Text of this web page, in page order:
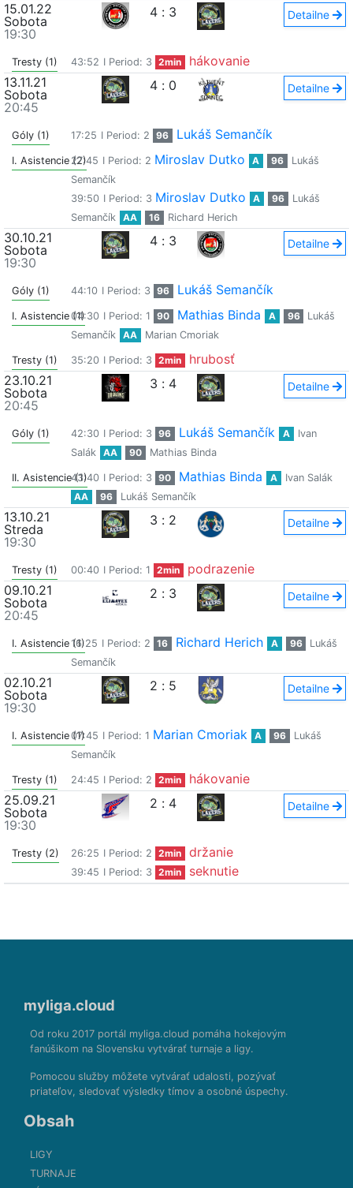
15.01.22
Sobota
19:30
4 : 3 Detailne
Tresty (1) 43:52 I Period: 3 2min
hákovanie
13.11.21
Sobota
20:45
4 : 0 Detailne
Góly (1) 17:25 I Period: 2 96 Lukáš Semančík
I. Asistencie (2)
27:45 I Period: 2 Miroslav Dutko A 96
Lukáš
Semančík
39:50 I Period: 3 Miroslav Dutko A 96
Lukáš
Semančík
AA 16 Richard Herich
30.10.21
Sobota
19:30
4 : 3 Detailne
Góly (1) 44:10 I Period: 3 96 Lukáš Semančík
I. Asistencie (1)04:30 I Period: 1 90 Mathias Binda A 96
Lukáš
Semančík
AA Marian Cmoriak
Tresty (1) 35:20 I Period: 3 2min
hrubosť
23.10.21
Sobota
20:45
3 : 4 Detailne
Góly (1) 42:30 I Period: 3 96 Lukáš Semančík A
Ivan
Salák
AA 90 Mathias Binda
II. Asistencie (1)
43:40 I Period: 3 90 Mathias Binda A
Ivan Salák
AA
96 Lukáš Semančík
13.10.21
Streda
19:30
3 : 2 Detailne
Tresty (1) 00:40 I Period: 1 2min
podrazenie
09.10.21
Sobota
20:45
2 : 3 Detailne
I. Asistencie (1)16:25 I Period: 2 16 Richard Herich A 96
Lukáš
Semančík
02.10.21
Sobota
19:30
2 : 5 Detailne
I. Asistencie (1)07:45 I Period: 1 Marian Cmoriak A 96
Lukáš
Semančík
Tresty (1) 24:45 I Period: 2 2min
hákovanie
25.09.21
Sobota
19:30
2 : 4 Detailne
Tresty (2) 26:25 I Period: 2 2min držanie
39:45 I Period: 3 2min seknutie
myliga.cloud
Od roku 2017 portál myliga.cloud pomáha hokejovým
fanúšikom na Slovensku vytvárať turnaje a ligy.
Pomocou služby môžete vytvárať udalosti, pozývať
priateľov, sledovať výsledky tímov a osobné úspechy.
Obsah
LIGY
TURNAJE